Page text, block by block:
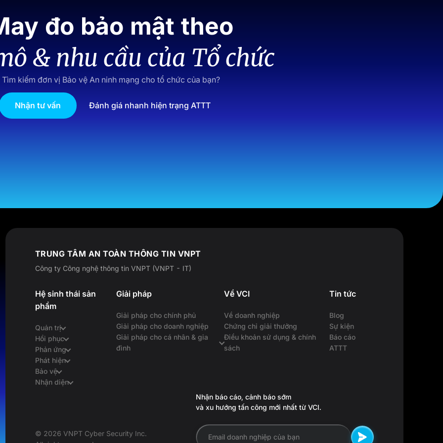
đo bảo mật theo
& nhu cầu của Tổ chức
Tìm kiếm đơn vị Bảo vệ An ninh mạng cho tổ chức của bạn?
Nhận tư vấn Đánh giá nhanh hiện trạng ATTT
TRUNG TÂM AN TOÀN THÔNG TIN VNPT
Công ty Công nghệ thông tin VNPT (VNPT - IT)
Hệ sinh thái sản
phẩm
Quản trị
Hồi phục
Phản ứng
Phát hiện
Bảo vệ
Nhận diện
Giải pháp
Giải pháp cho chính phủ
Giải pháp cho doanh nghiệp
Giải pháp cho cá nhân & gia
đình
Về VCI
Về doanh nghiệp
Chứng chỉ giải thưởng
Điều khoản sử dụng & chính
sách
Tin tức
Blog
Sự kiện
Báo cáo
ATTT
© 2026 VNPT Cyber Security Inc.
Nhận báo cáo, cảnh báo sớm
và xu hướng tấn công mới nhất từ VCI.